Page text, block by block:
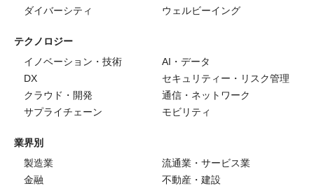
ダイバーシティ
ウェルビーイング
テクノロジー
イノベーション・技術
AI・データ
DX
セキュリティー・リスク管理
クラウド・開発
通信・ネットワーク
サプライチェーン
モビリティ
業界別
製造業
流通業・サービス業
金融
不動産・建設